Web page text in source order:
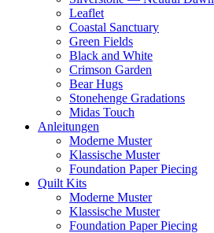
Leaflet
Coastal Sanctuary
Green Fields
Black and White
Crimson Garden
Bear Hugs
Stonehenge Gradations
Midas Touch
Anleitungen
Moderne Muster
Klassische Muster
Foundation Paper Piecing
Quilt Kits
Moderne Muster
Klassische Muster
Foundation Paper Piecing